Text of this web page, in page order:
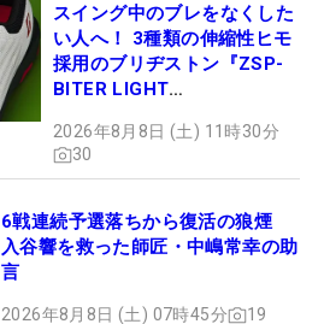
スイング中のブレをなくした
い人へ！ 3種類の伸縮性ヒモ
採用のブリヂストン『ZSP-
BITER LIGHT
ュー
2026年8月8日 (土) 11時30分
30
6戦連続予選落ちから復活の狼煙
入谷響を救った師匠・中嶋常幸の助
言
2026年8月8日 (土) 07時45分 19